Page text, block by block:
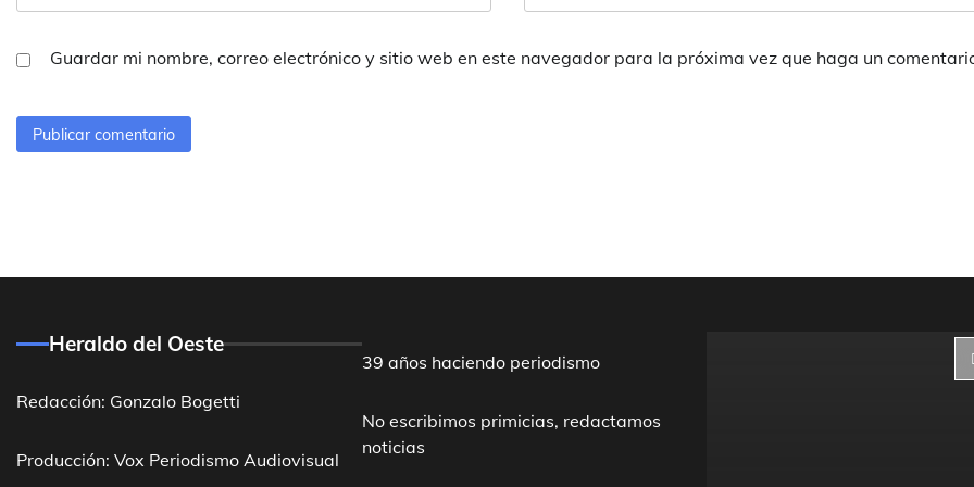
Guardar mi nombre, correo electrónico y sitio web en este navegador para la próxima vez que haga un
Heraldo del Oeste
Redacción: Gonzalo Bogetti
Producción: Vox Periodismo Audiovisual
39 años haciendo periodismo
No escribimos primicias, redactamos
noticias